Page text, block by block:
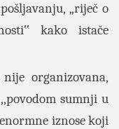
„riječ o
kako istače
nije organizovana,
sumnji u
iznose koji